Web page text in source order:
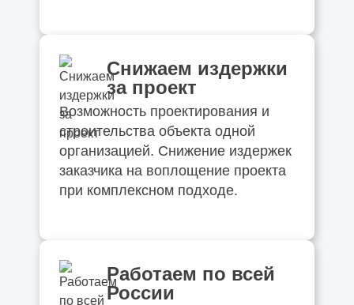
Снижаем издержки
за проект
Возможность проектирования и
строительства объекта одной
организацией. Снижение издержек
заказчика на воплощение проекта
при комплексном подходе.
Работаем по всей
России